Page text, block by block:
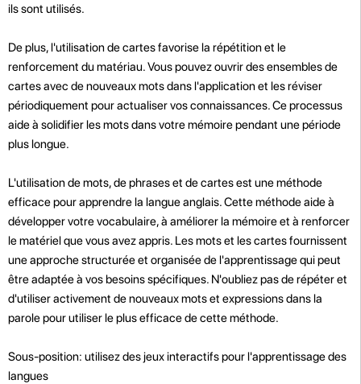
ils sont utilisés.
De plus, l'utilisation de cartes favorise la répétition et le
renforcement du matériau. Vous pouvez ouvrir des ensembles de
cartes avec de nouveaux mots dans l'application et les réviser
périodiquement pour actualiser vos connaissances. Ce processus
aide à solidifier les mots dans votre mémoire pendant une période
plus longue.
L'utilisation de mots, de phrases et de cartes est une méthode
efficace pour apprendre la langue anglais. Cette méthode aide à
développer votre vocabulaire, à améliorer la mémoire et à renforcer
le matériel que vous avez appris. Les mots et les cartes fournissent
une approche structurée et organisée de l'apprentissage qui peut
être adaptée à vos besoins spécifiques. N'oubliez pas de répéter et
d'utiliser activement de nouveaux mots et expressions dans la
parole pour utiliser le plus efficace de cette méthode.
Sous-position: utilisez des jeux interactifs pour l'apprentissage des
langues